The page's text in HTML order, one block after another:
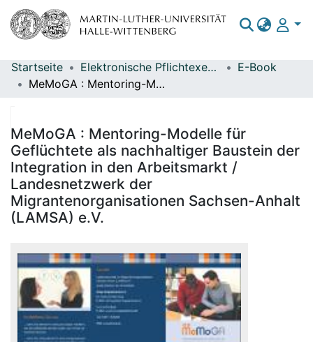
Bereiche & Sammlungen
Statistiken
Startseite Elektronische Pflichtexemplare
E-Book
MeMoGA : Mentoring-Modelle für Geflüchtete als nachhaltiger Baustein der Integration in den Arbeitsmarkt / Landesnetzwerk der Migrantenorganisationen Sachsen-Anhalt (LAMSA) e.V.
MeMoGA : Mentoring-Modelle für
Geflüchtete als nachhaltiger Baustein der
Integration in den Arbeitsmarkt /
Landesnetzwerk der
Migrantenorganisationen Sachsen-Anhalt
(LAMSA) e.V.